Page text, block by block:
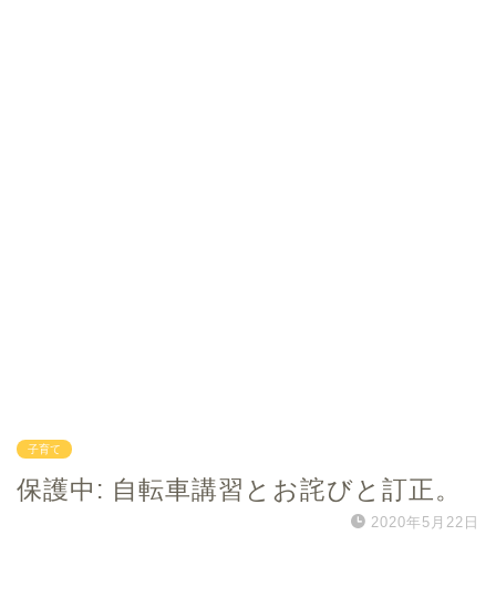
子育て
保護中: 自転車講習とお詫びと訂正。
2020年5月22日